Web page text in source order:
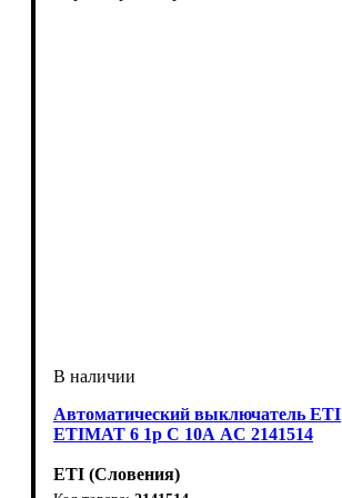
Автоматический выключатель ETI
ETIMAT 6 1p C 10А AC 2141514
ETI (Словения)